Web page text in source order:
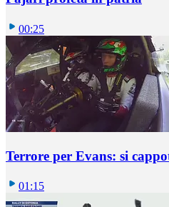
00:25
Terrore per Evans: si
01:15